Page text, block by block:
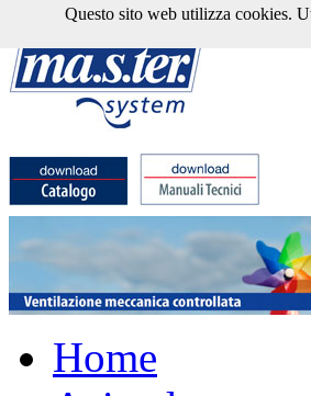
Home
Questo sito web utilizza cookies.